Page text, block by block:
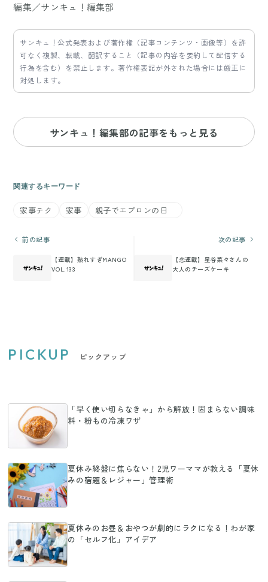
編集／サンキュ！編集部
サンキュ！公式発表および著作権（記事コンテンツ・画像等）を許
可なく複製、転載、翻訳すること（記事の内容を要約して配信する
行為を含む）を禁止します。著作権表記が外された場合には厳正に
対処します。
サンキュ！編集部の記事をもっと見る
関連するキーワード
家事テク 家事 親子でエプロンの日
前の記事
【連載】熟れすぎMANGO
VOL.133
次の記事
【恋連載】星谷菜々さんの
大人のチーズケーキ
PICKUP ピックアップ
「早く使い切らなきゃ」から解放！固まらない調味
料・粉もの冷凍ワザ
夏休み終盤に焦らない！2児ワーママが教える「夏休
みの宿題＆レジャー」管理術
夏休みのお昼＆おやつが劇的にラクになる！わが家
の「セルフ化」アイデア